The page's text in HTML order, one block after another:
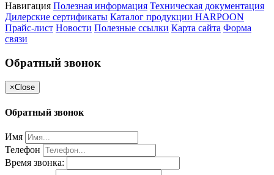
Навигация Полезная информация Техническая документация
Дилерские сертификаты Каталог продукции HARPOON
Прайс-лист Новости Полезные ссылки Карта сайта Форма
связи
Обратный звонок
×Close
Обратный звонок
Имя
Телефон
Время звонка: